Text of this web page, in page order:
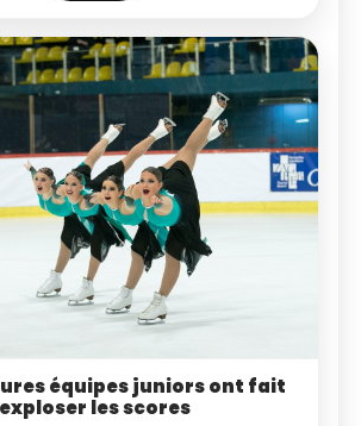
équipes juniors ont fait
exploser les scores